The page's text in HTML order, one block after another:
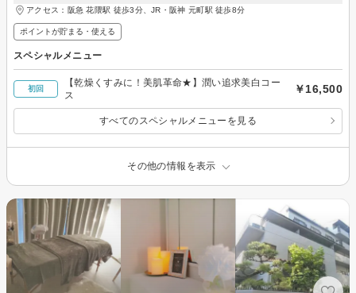
アクセス：阪急 花隈駅 徒歩3分、JR・阪神 元町駅 徒歩8分
ポイントが貯まる・使える
スペシャルメニュー
初回
【乾燥くすみに！美肌革命★】潤い追求美白コー
ス
￥16,500
すべてのスペシャルメニューを見る
その他の情報を表示